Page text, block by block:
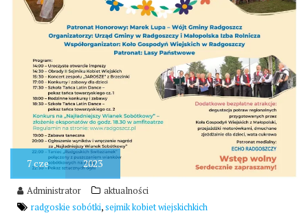
7cze 2023
Administrator
aktualności
radgoskie sobótki,sejmik kobiet wiejskichkich